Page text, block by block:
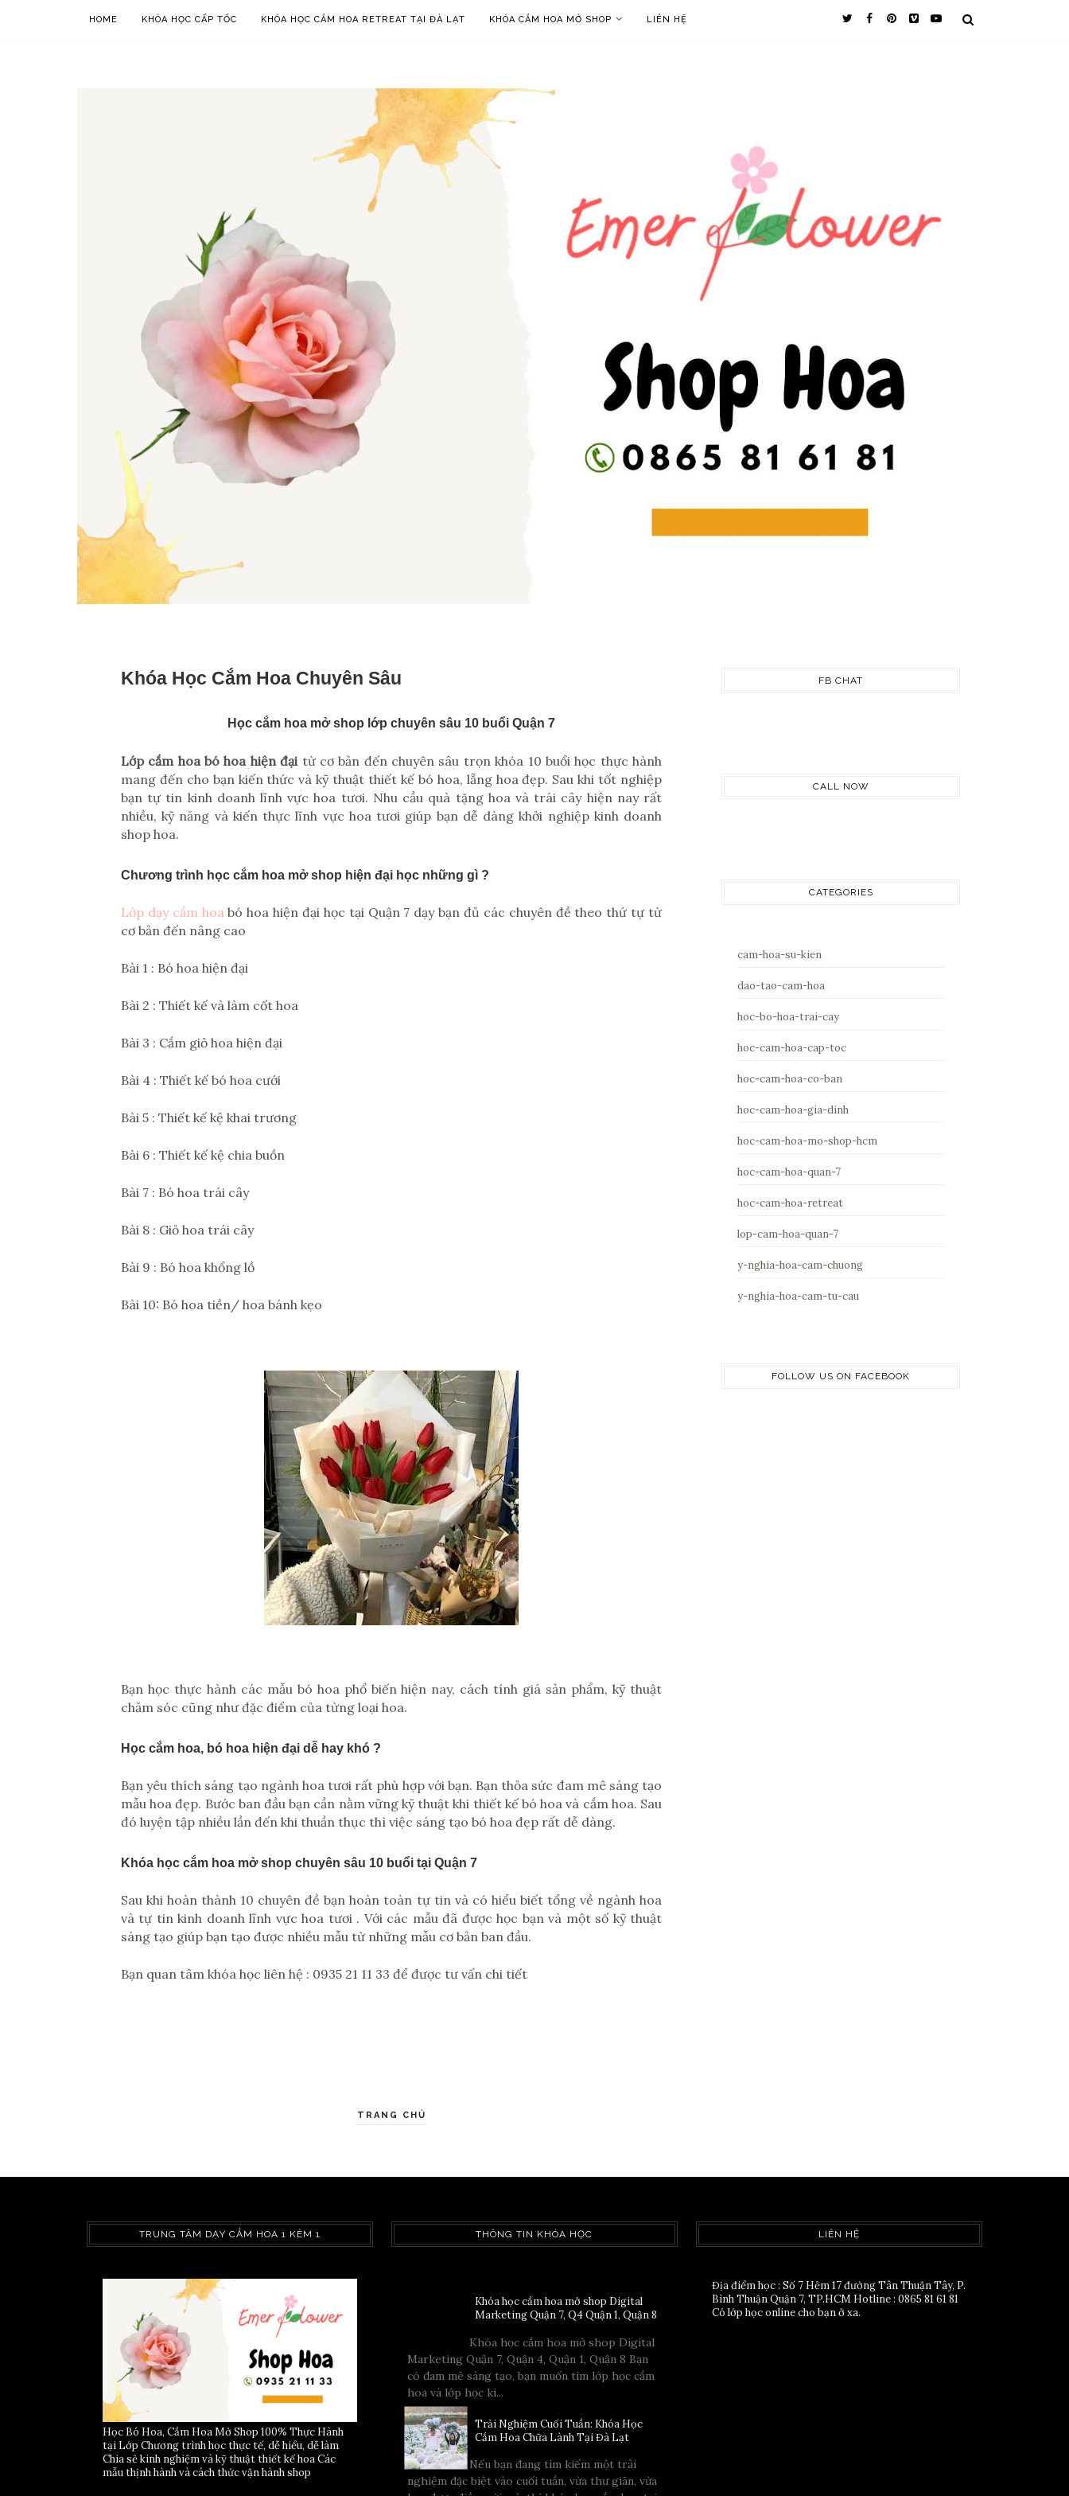
HOME KHÓA HỌC CẤP TỐC KHÓA HỌC CẮM HOA RETREAT TẠI ĐÀ LẠT KHÓA CẮM HOA MỞ SHOP LIÊN HỆ
Khóa Học Cắm Hoa Chuyên Sâu
Học cắm hoa mở shop lớp chuyên sâu 10 buổi Quận 7
Lớp cắm hoa bó hoa hiện đại từ cơ bản đến chuyên sâu trọn khóa 10 buổi học thực hành
mang đến cho bạn kiến thức và kỹ thuật thiết kế bó hoa, lẵng hoa đẹp. Sau khi tốt nghiệp
bạn tự tin kinh doanh lĩnh vực hoa tươi. Nhu cầu quà tặng hoa và trái cây hiện nay rất
nhiều, kỹ năng và kiến thực lĩnh vực hoa tươi giúp bạn dễ dàng khởi nghiệp kinh doanh
shop hoa.
Chương trình học cắm hoa mở shop hiện đại học những gì ?
Lớp dạy cắm hoabó hoa hiện đại học tại Quận 7 dạy bạn đủ các chuyên đề theo thứ tự từ
cơ bản đến nâng cao
Bài 1 : Bó hoa hiện đại
Bài 2 : Thiết kế và làm cốt hoa
Bài 3 : Cắm giỏ hoa hiện đại
Bài 4 : Thiết kế bó hoa cưới
Bài 5 : Thiết kế kệ khai trương
Bài 6 : Thiết kế kệ chia buồn
Bài 7 : Bó hoa trái cây
Bài 8 : Giỏ hoa trái cây
Bài 9 : Bó hoa khổng lồ
Bài 10: Bó hoa tiền/ hoa bánh kẹo
Bạn học thực hành các mẫu bó hoa phổ biến hiện nay, cách tính giá sản phẩm, kỹ thuật
chăm sóc cũng như đặc điểm của từng loại hoa.
Học cắm hoa, bó hoa hiện đại dễ hay khó ?
Bạn yêu thích sáng tạo ngành hoa tươi rất phù hợp với bạn. Bạn thỏa sức đam mê sáng tạo
mẫu hoa đẹp. Bước ban đầu bạn cần nằm vững kỹ thuật khi thiết kế bó hoa và cắm hoa. Sau
đó luyện tập nhiều lần đến khi thuần thục thì việc sáng tạo bó hoa đẹp rất dễ dàng.
Khóa học cắm hoa mở shop chuyên sâu 10 buổi tại Quận 7
Sau khi hoàn thành 10 chuyên đề bạn hoàn toàn tự tin và có hiểu biết tổng về ngành hoa
và tự tin kinh doanh lĩnh vực hoa tươi . Với các mẫu đã được học bạn và một số kỹ thuật
sáng tạo giúp bạn tạo được nhiều mẫu từ những mẫu cơ bản ban đầu.
Bạn quan tâm khóa học liên hệ : 0935 21 11 33 để được tư vấn chi tiết
TRANG CHỦ
FB CHAT
CALL NOW
LIÊN HỆ CHÚNG TÔI
CATEGORIES
cam-hoa-su-kien
dao-tao-cam-hoa
hoc-bo-hoa-trai-cay
hoc-cam-hoa-cap-toc
hoc-cam-hoa-co-ban
hoc-cam-hoa-gia-dinh
hoc-cam-hoa-mo-shop-hcm
hoc-cam-hoa-quan-7
hoc-cam-hoa-retreat
lop-cam-hoa-quan-7
y-nghia-hoa-cam-chuong
y-nghia-hoa-cam-tu-cau
FOLLOW US ON FACEBOOK
TRUNG TÂM DẠY CẮM HOA 1 KÈM 1
Học Bó Hoa, Cắm Hoa Mở Shop 100% Thực Hành
tại Lớp Chương trình học thực tế, dễ hiểu, dễ làm
Chia sẻ kinh nghiệm và kỹ thuật thiết kế hoa Các
mẫu thịnh hành và cách thức vận hành shop
THÔNG TIN KHÓA HỌC
Khóa học cắm hoa mở shop Digital
Marketing Quận 7, Q4 Quận 1, Quận 8
Khóa học cắm hoa mở shop Digital
Marketing Quận 7, Quận 4, Quận 1, Quận 8 Bạn
có đam mê sáng tạo, bạn muốn tìm lớp học cắm
hoa và lớp học ki...
Trải Nghiệm Cuối Tuần: Khóa Học
Cắm Hoa Chữa Lành Tại Đà Lạt
Nếu bạn đang tìm kiếm một trải
nghiệm đặc biệt vào cuối tuần, vừa thư giãn, vừa
LIÊN HỆ
Địa điểm học : Số 7 Hẻm 17 đường Tân Thuận Tây, P.
Bình Thuận Quận 7, TP.HCM Hotline : 0865 81 61 81
Có lớp học online cho bạn ở xa.